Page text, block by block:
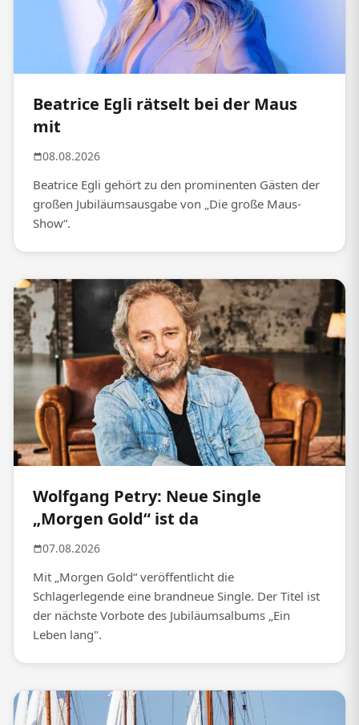
Beatrice Egli rätselt bei der Maus
mit
08.08.2026
Beatrice Egli gehört zu den prominenten Gästen der
großen Jubiläumsausgabe von „Die große Maus-
Show“.
Wolfgang Petry: Neue Single
„Morgen Gold“ ist da
07.08.2026
Mit „Morgen Gold“ veröffentlicht die
Schlagerlegende eine brandneue Single. Der Titel ist
der nächste Vorbote des Jubiläumsalbums „Ein
Leben lang".